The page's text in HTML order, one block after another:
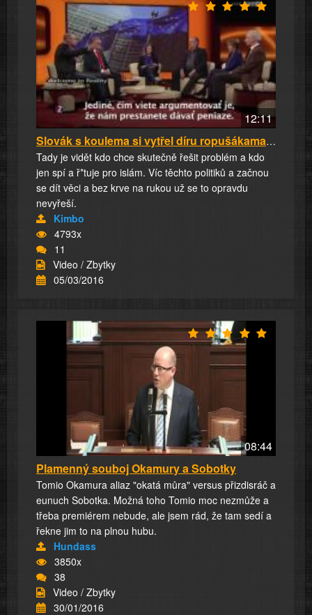
12:11
Slovák s koulema si vytřel díru ropušákama v ...
Tady je vidět kdo chce skutečně řešit problém a kdo
jen spí a ř*tuje pro islám. Víc těchto politiků a začnou
se dít věci a bez krve na rukou už se to opravdu
nevyřeší.
Kimbo
4793x
11
Video / Zbytky
05/03/2016
08:44
Plamenný souboj Okamury a Sobotky
Tomio Okamura aliaz "okatá můra" versus přizdisráč a
eunuch Sobotka. Možná toho Tomio moc nezmůže a
třeba premiérem nebude, ale jsem rád, že tam sedí a
řekne jim to na plnou hubu.
Hundass
3850x
38
Video / Zbytky
30/01/2016